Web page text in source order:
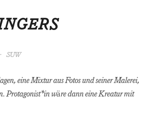
SUW
eine Mixtur aus Fotos und seiner Malerei,
Protagonist*in wäre dann eine Kreatur mit